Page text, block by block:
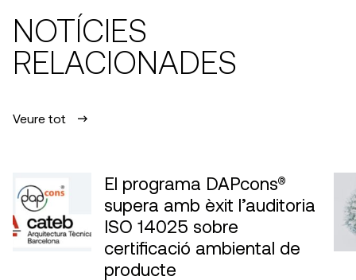
NOTÍCIES
RELACIONADES
Veure tot
El programa DAPcons®
supera amb èxit l’auditoria
ISO 14025 sobre
certificació ambiental de
producte